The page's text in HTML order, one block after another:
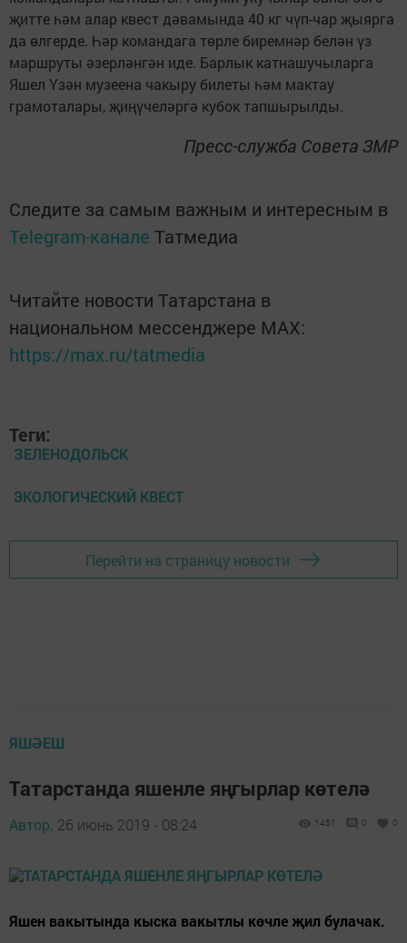
җитте һәм алар квест дәвамында 40 кг чүп-чар җыярга
да өлгерде. Һәр командага төрле биремнәр белән үз
маршруты әзерләнгән иде. Барлык катнашучыларга
Яшел Үзән музеена чакыру билеты һәм мактау
грамоталары, җиңүчеләргә кубок тапшырылды.
Пресс-служба Совета ЗМР
Следите за самым важным и интересным в
Telegram-канале Татмедиа
Читайте новости Татарстана в
национальном мессенджере MАХ:
https://max.ru/tatmedia
Теги:
ЗЕЛЕНОДОЛЬСК
ЭКОЛОГИЧЕСКИЙ КВЕСТ
Перейти на страницу новости
ЯШӘЕШ
Татарстанда яшенле яңгырлар көтелә
Автор, 26 июнь 2019 - 08:24 1451 0 0
Яшен вакытында кыска вакытлы көчле җил булачак.